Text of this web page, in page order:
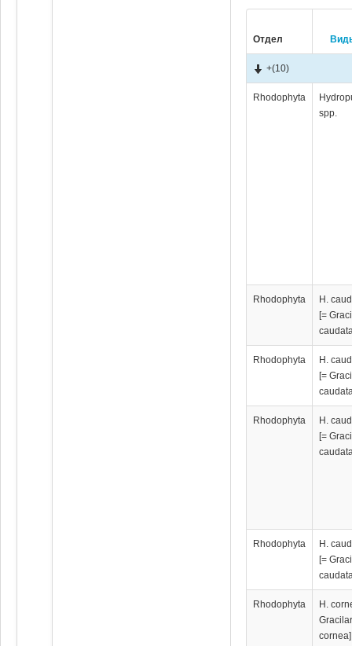
Отдел
+(10)
Rhodophyta
spp.
Rhodophyta
H.
[=
Rhodophyta
H.
[=
Rhodophyta
H.
[=
Rhodophyta
H.
[=
Rhodophyta
H.
cornea]